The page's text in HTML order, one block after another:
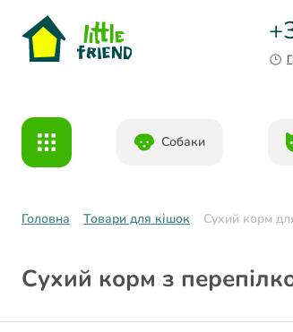
Собаки
Головна Товари для кішок Сухий корм
Сухий корм з